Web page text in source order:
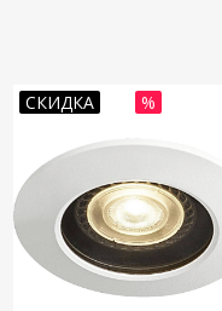
СКИДКА %